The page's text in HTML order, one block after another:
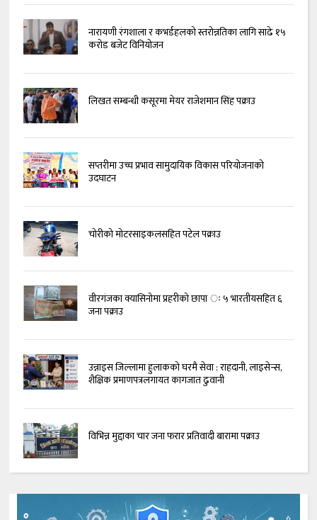
नारायणी रंगशाला र कभर्डहलको स्तरोन्नतिका लागि साढे १५
करोड बजेट विनियोजन
लिखत सम्बन्धी कसूरमा मेयर राजेशमान सिंह पक्राउ
सप्तरीमा उच्च प्रभाव सामुदायिक विकास परियोजनाको
उदघाटन
चोरीको मोटरसाइकलसहित पटेल पक्राउ
वीरगंजका क्यासिनोमा प्रहरीको छापा ः ५ भारतीयसहित ६
जना पक्राउ
उन्नाइस जिल्लामा हुलाकको घरमै सेवा : राहदानी, लाइसेन्स,
शैक्षिक प्रमाणपत्रलगायत कागजात ढुवानी
विभिन्न मुद्दाका चार जना फरार प्रतिवादी बारामा पक्राउ